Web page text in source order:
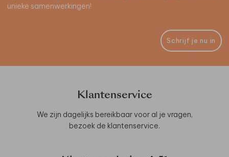
unieke samenwerkingen!
Schrijf je nu in
Klantenservice
We zijn dagelijks bereikbaar voor al je vragen,
bezoek de klantenservice.